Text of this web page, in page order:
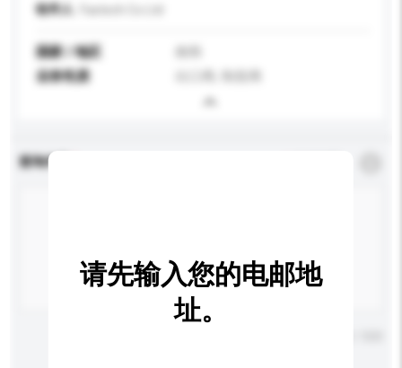
收件人
国家 / 地区
业务性质
查询内容
请先输入您的电邮地
址。